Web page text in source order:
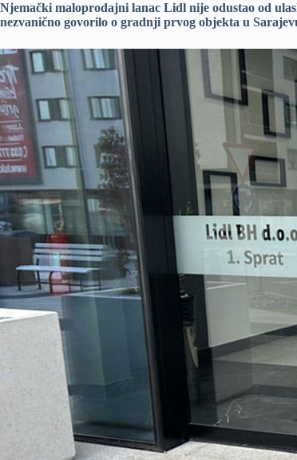
Njemački maloprodajni lanac Lidl nije odustao od
nezvanično govorilo o gradnji prvog objekta u